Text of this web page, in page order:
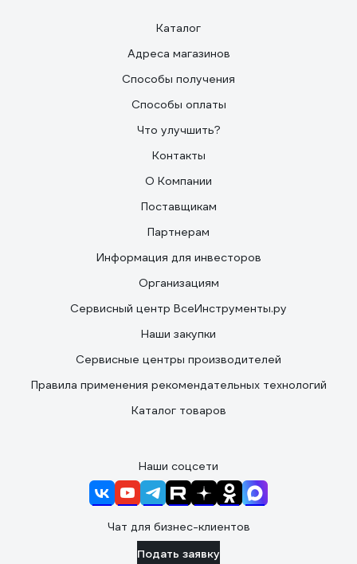
Каталог
Адреса магазинов
Способы получения
Способы оплаты
Что улучшить?
Контакты
О Компании
Поставщикам
Партнерам
Информация для инвесторов
Организациям
Сервисный центр ВсеИнструменты.ру
Наши закупки
Сервисные центры производителей
Правила применения рекомендательных технологий
Каталог товаров
Наши соцсети
Чат для бизнес-клиентов
Подать заявку